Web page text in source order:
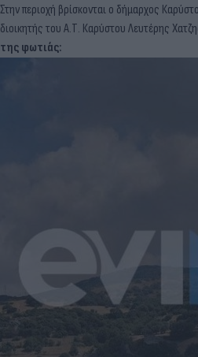
Στην περιοχή βρίσκονται ο δήμαρχος
διοικητής του Α.Τ. Καρύστου Λευτέρης
της φωτιάς: